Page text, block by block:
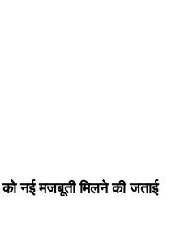
नई मजबूती मिलने की जताई